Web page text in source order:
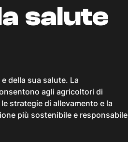
salute
della sua salute. La
agli agricoltori di
strategie di allevamento e la
più sostenibile e responsabile